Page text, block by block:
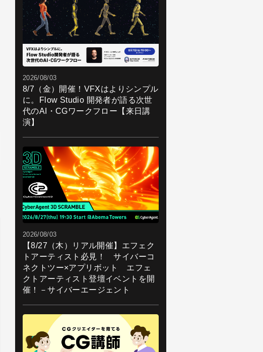
2026/08/03
8/7（金）開催！VFXはよりシンプル
に。Flow Studio 開発者が語る次世
代のAI・CGワークフロー【来日講
演】
2026/08/03
【8/27（木）リアル開催】エフェク
トアーティスト必見！ サイバーコ
ネクトツー×アプリボット エフェ
クトアーティスト登壇イベントを開
催！－サイバーエージェント